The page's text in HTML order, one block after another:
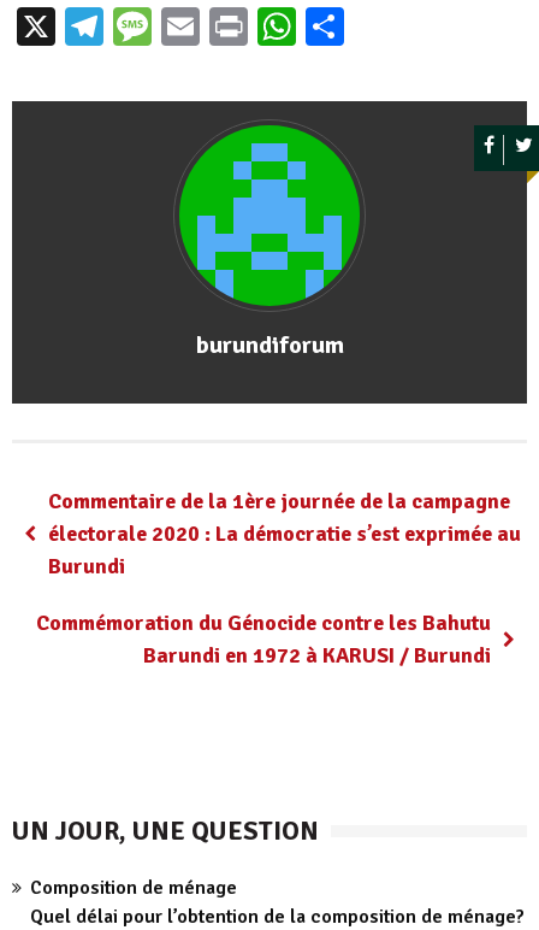
X Telegram
Message
EmailPrintWhatsApp
burundiforum
Commentaire de la 1ère journée de la campagne
électorale 2020 : La démocratie s’est exprimée au
Burundi
Commémoration du Génocide contre les Bahutu
Barundi en 1972 à KARUSI / Burundi
UN JOUR, UNE QUESTION
Composition de ménage
Quel délai pour l’obtention de la composition de ménage?